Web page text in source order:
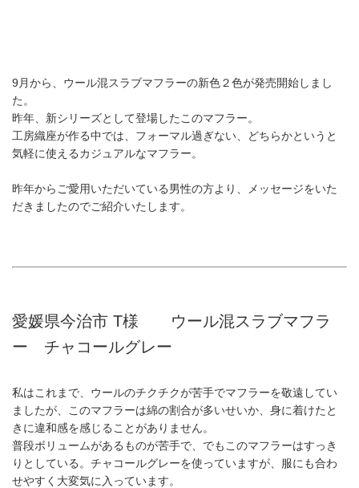
9月から、ウール混スラブマフラーの新色２色が発売開始しまし
た。
昨年、新シリーズとして登場したこのマフラー。
工房織座が作る中では、フォーマル過ぎない、どちらかというと
気軽に使えるカジュアルなマフラー。
昨年からご愛用いただいている男性の方より、メッセージをいた
だきましたのでご紹介いたします。
愛媛県今治市 T様 ウール混スラブマフラ
ー チャコールグレー
私はこれまで、ウールのチクチクが苦手でマフラーを敬遠してい
ましたが、このマフラーは綿の割合が多いせいか、身に着けたと
きに違和感を感じることがありません。
普段ボリュームがあるものが苦手で、でもこのマフラーはすっき
りとしている。チャコールグレーを使っていますが、服にも合わ
せやすく大変気に入っています。